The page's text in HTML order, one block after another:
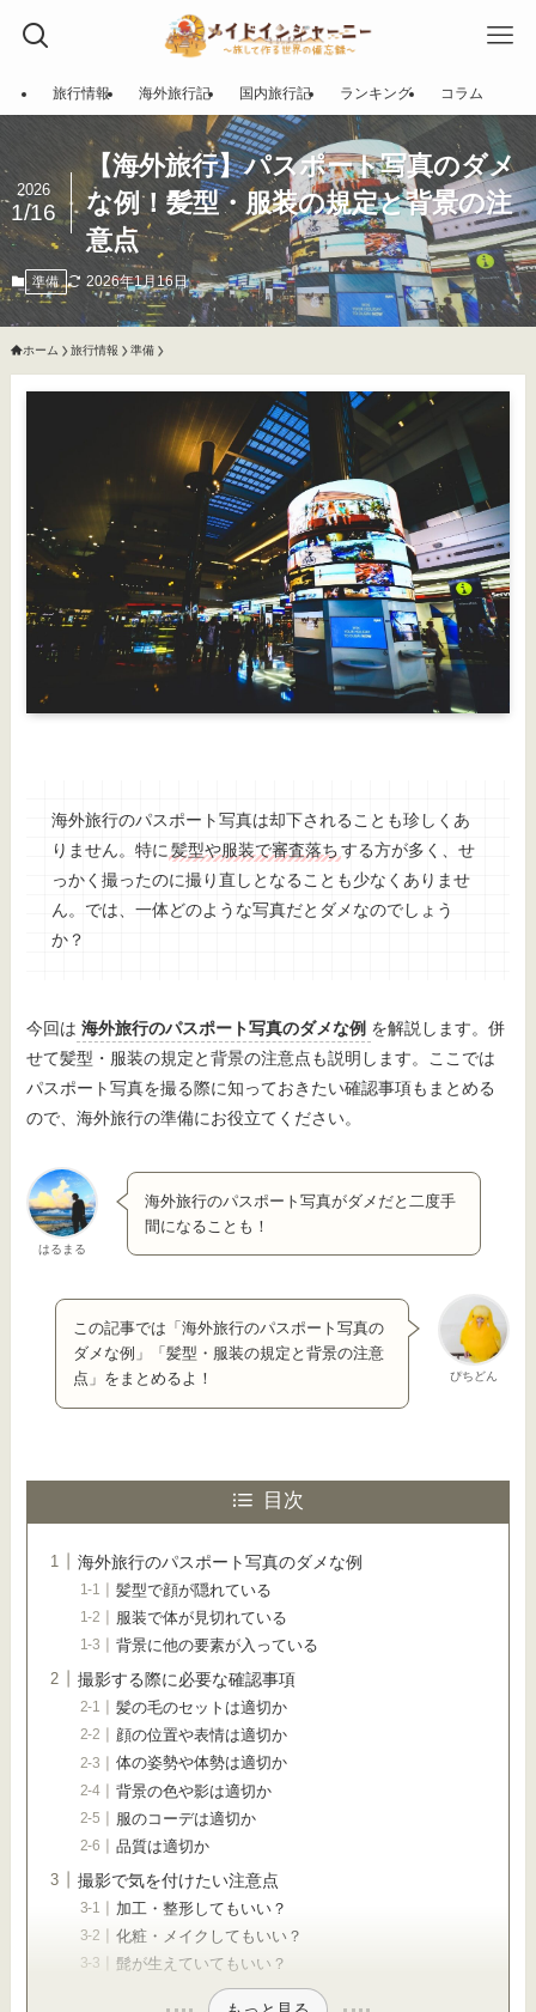
旅行情報 海外旅行記 国内旅行記 ランキング コラム
【海外旅行】パスポート写真のダメ
な例！髪型・服装の規定と背景の注
意点
2026
1/16
準備 2026年1月16日
ホーム 旅行情報 準備
海外旅行のパスポート写真は却下されることも珍しくあ
りません。特に 髪型や服装で審査落ち する方が多く、せ
っかく撮ったのに撮り直しとなることも少なくありませ
ん。では、一体どのような写真だとダメなのでしょう
か？
今回は 海外旅行のパスポート写真のダメな例 を解説します。併
せて髪型・服装の規定と背景の注意点も説明します。ここでは
パスポート写真を撮る際に知っておきたい確認事項もまとめる
ので、海外旅行の準備にお役立てください。
はるまる
海外旅行のパスポート写真がダメだと二度手
間になることも！
ぴちどん
この記事では「海外旅行のパスポート写真の
ダメな例」「髪型・服装の規定と背景の注意
点」をまとめるよ！
目次
海外旅行のパスポート写真のダメな例
髪型で顔が隠れている
服装で体が見切れている
背景に他の要素が入っている
撮影する際に必要な確認事項
髪の毛のセットは適切か
顔の位置や表情は適切か
体の姿勢や体勢は適切か
背景の色や影は適切か
服のコーデは適切か
品質は適切か
撮影で気を付けたい注意点
加工・整形してもいい？
化粧・メイクしてもいい？
髭が生えていてもいい？